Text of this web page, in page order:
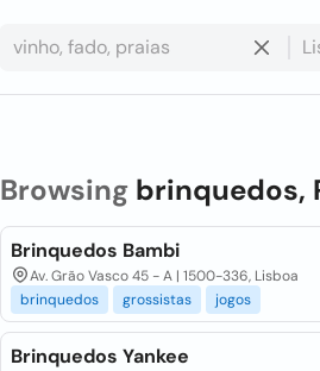
Browsing brinquedos,
Brinquedos Bambi
Av. Grão Vasco 45 - A | 1500-336, Lisboa
brinquedos
grossistas jogos
Brinquedos Yankee